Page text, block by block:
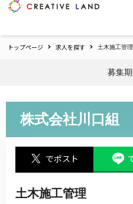
ク
エ
イ
ラ
ホ
ー
トップページ 求人を探す 土木施工管理
募集
株式会社川口組
でポスト
土木施工管理